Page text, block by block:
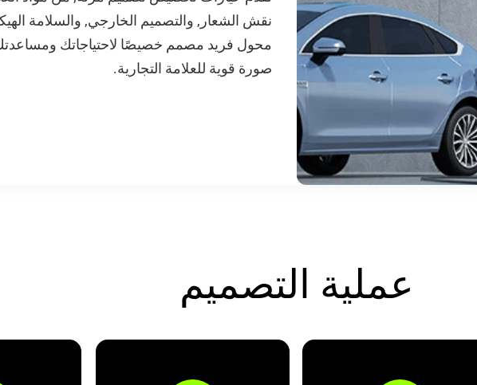
نقش الشعار, والتصميم الخارجي, والسلامة
محول فريد مصمم خصيصًا لاحتياجاتك
صورة قوية للعلامة التجارية.
عملية التصميم